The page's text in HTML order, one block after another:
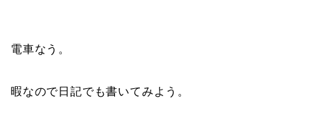
電車なう。
暇なので日記でも書いてみよう。